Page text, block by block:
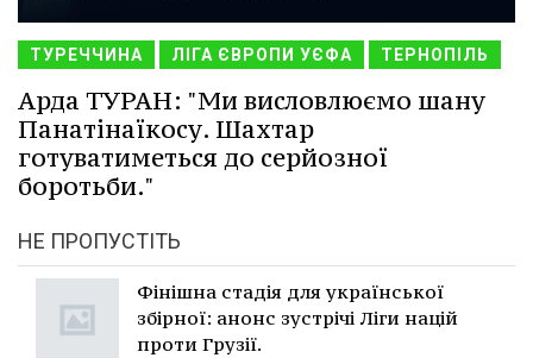
ТУРЕЧЧИНА ЛІГА ЄВРОПИ УЄФА ТЕРНОПІЛЬ
Арда ТУРАН: "Ми висловлюємо шану
Панатінаїкосу. Шахтар
готуватиметься до серйозної
боротьби."
НЕ ПРОПУСТІТЬ
Фінішна стадія для української
збірної: анонс зустрічі Ліги націй
проти Грузії.